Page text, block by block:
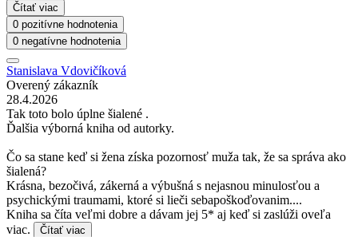
Čítať viac
0 pozitívne hodnotenia
0 negatívne hodnotenia
Stanislava Vdovičíková
Overený zákazník
28.4.2026
Tak toto bolo úplne šialené .
Ďalšia výborná kniha od autorky.
Čo sa stane keď si žena získa pozornosť muža tak, že sa správa ako
šialená?
Krásna, bezočivá, zákerná a výbušná s nejasnou minulosťou a
psychickými traumami, ktoré si lieči sebapoškoďovanim....
Kniha sa číta veľmi dobre a dávam jej 5* aj keď si zaslúži oveľa
viac.
Čítať viac